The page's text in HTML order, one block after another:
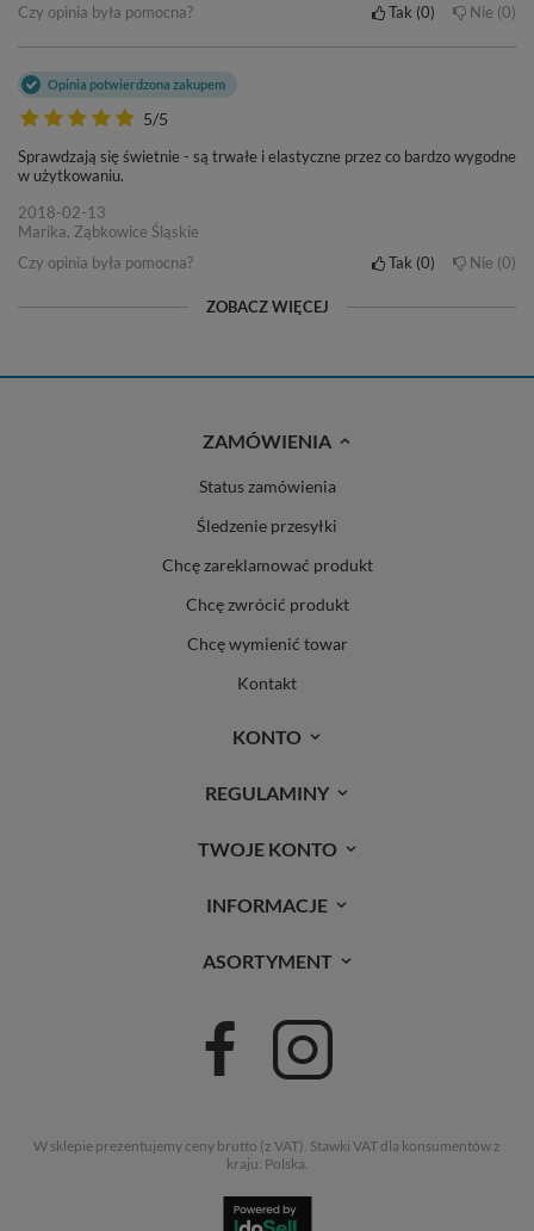
Czy opinia była pomocna?
Tak 0 Nie 0
5/5
Opinia potwierdzona zakupem
Sprawdzają się świetnie - są trwałe i elastyczne przez co bardzo wygodne
w użytkowaniu.
2018-02-13
Marika, Ząbkowice Śląskie
Czy opinia była pomocna?
Tak 0 Nie 0
ZOBACZ WIĘCEJ
ZAMÓWIENIA
Status zamówienia
Śledzenie przesyłki
Chcę zareklamować produkt
Chcę zwrócić produkt
Chcę wymienić towar
Kontakt
KONTO
REGULAMINY
TWOJE KONTO
INFORMACJE
ASORTYMENT
W sklepie prezentujemy ceny brutto (z VAT). Stawki VAT dla konsumentów z
kraju: Polska.